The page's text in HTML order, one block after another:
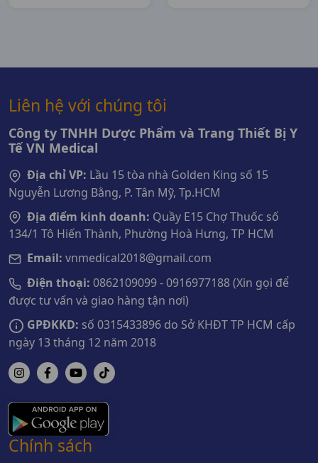
Liên hệ với chúng tôi
Công ty TNHH Dược Phẩm và Trang Thiết Bị Y
Tế VN Medical
Địa chỉ VP: Lầu 15 tòa nhà Golden King số 15
Nguyễn Lương Bằng, P. Tân Mỹ, Tp.HCM
Địa điểm kinh doanh: Quầy E15 Chợ Thuốc số
134/1 Tô Hiến Thành, Phường Hoà Hưng, TP HCM
Email: vnmedical2018@gmail.com
Điện thoại: 0862109099 - 0916977188 (Xin gọi để
được tư vấn và giao hàng tận nơi)
GPĐKKD: số 0315433896 do Sở KHĐT TP HCM cấp
ngày 13 tháng 12 năm 2018
Chính sách